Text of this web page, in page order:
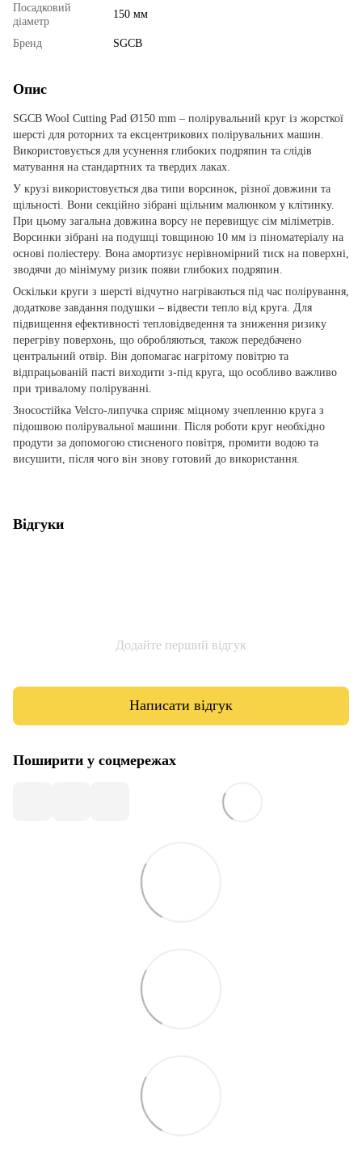
Посадковий
діаметр
150 мм
Бренд SGCB
Опис
SGCB Wool Cutting Pad Ø150 mm – полірувальний круг із жорсткої
шерсті для роторних та ексцентрикових полірувальних машин.
Використовується для усунення глибоких подряпин та слідів
матування на стандартних та твердих лаках.
У крузі використовується два типи ворсинок, різної довжини та
щільності. Вони секційно зібрані щільним малюнком у клітинку.
При цьому загальна довжина ворсу не перевищує сім міліметрів.
Ворсинки зібрані на подушці товщиною 10 мм із піноматеріалу на
основі поліестеру. Вона амортизує нерівномірний тиск на поверхні,
зводячи до мінімуму ризик появи глибоких подряпин.
Оскільки круги з шерсті відчутно нагріваються під час полірування,
додаткове завдання подушки – відвести тепло від круга. Для
підвищення ефективності тепловідведення та зниження ризику
перегріву поверхонь, що обробляються, також передбачено
центральний отвір. Він допомагає нагрітому повітрю та
відпрацьованій пасті виходити з-під круга, що особливо важливо
при тривалому поліруванні.
Зносостійка Velcro-липучка сприяє міцному зчепленню круга з
підошвою полірувальної машини. Після роботи круг необхідно
продути за допомогою стисненого повітря, промити водою та
висушити, після чого він знову готовий до використання.
Відгуки
Додайте перший відгук
Написати відгук
Поширити у соцмережах